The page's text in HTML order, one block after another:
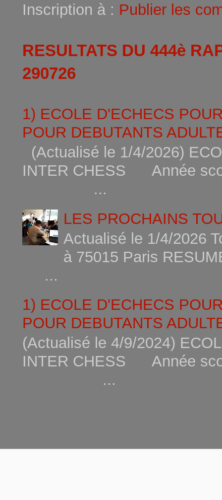
Inscription à : Publier les
RESULTATS DU 444è
290726
1) ECOLE D'ECHECS
POUR DEBUTANTS
(Actualisé le 1/4/2026)
INTER CHESS Année
...
LES PROCHAINS
Actualisé le 1/4/2026
à 75015
...
1) ECOLE D'ECHECS
POUR DEBUTANTS
(Actualisé le 4/9/2024)
INTER CHESS Année
...